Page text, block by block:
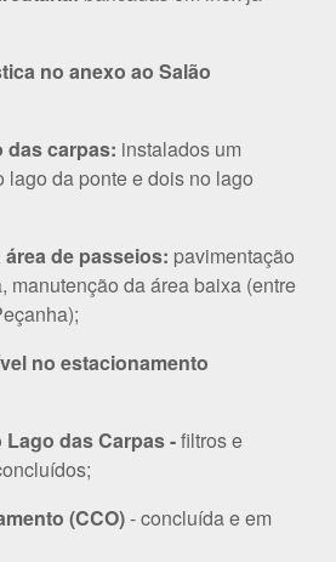
no anexo ao Salão
das carpas: instalados um
lago da ponte e dois no lago
de passeios: pavimentação
manutenção da área baixa (entre
no estacionamento
das Carpas -filtros e
(CCO)- concluída e em